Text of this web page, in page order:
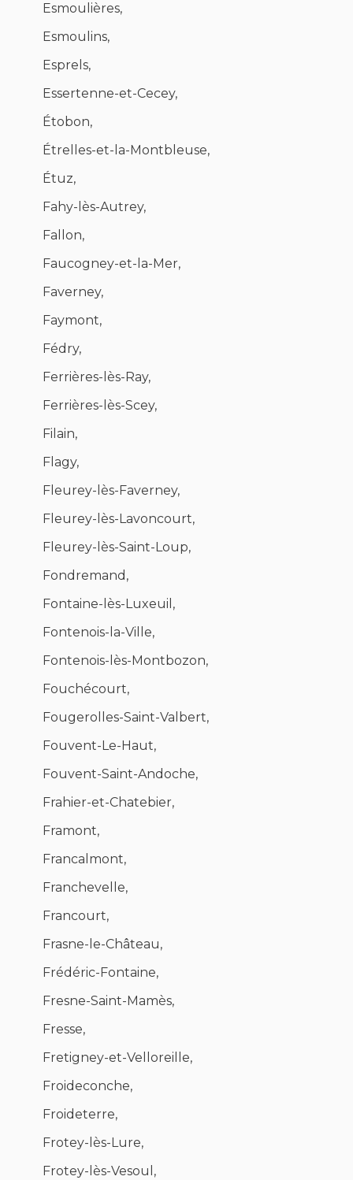
Esmoulières,
Esmoulins,
Esprels,
Essertenne-et-Cecey,
Étobon,
Étrelles-et-la-Montbleuse,
Étuz,
Fahy-lès-Autrey,
Fallon,
Faucogney-et-la-Mer,
Faverney,
Faymont,
Fédry,
Ferrières-lès-Ray,
Ferrières-lès-Scey,
Filain,
Flagy,
Fleurey-lès-Faverney,
Fleurey-lès-Lavoncourt,
Fleurey-lès-Saint-Loup,
Fondremand,
Fontaine-lès-Luxeuil,
Fontenois-la-Ville,
Fontenois-lès-Montbozon,
Fouchécourt,
Fougerolles-Saint-Valbert,
Fouvent-Le-Haut,
Fouvent-Saint-Andoche,
Frahier-et-Chatebier,
Framont,
Francalmont,
Franchevelle,
Francourt,
Frasne-le-Château,
Frédéric-Fontaine,
Fresne-Saint-Mamès,
Fresse,
Fretigney-et-Velloreille,
Froideconche,
Froideterre,
Frotey-lès-Lure,
Frotey-lès-Vesoul,